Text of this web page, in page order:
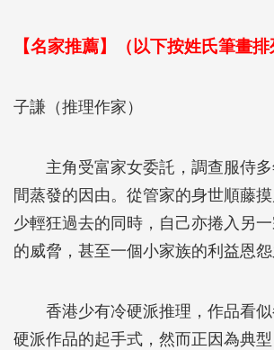
【名家推薦】（以下按姓氏筆畫排
子謙（推理作家）
主角受富家女委託，調查服侍多
間蒸發的因由。從管家的身世順藤
少輕狂過去的同時，自己亦捲入另
的威脅，甚至一個小家族的利益恩怨
香港少有冷硬派推理，作品看似
硬派作品的起手式，然而正因為典